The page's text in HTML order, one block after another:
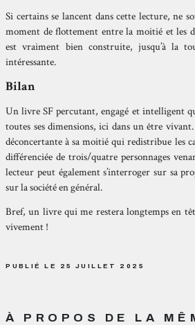
Si certains se lancent dans cette lecture, ne
moment de flottement entre la moitié et les
est vraiment bien construite, jusqu’à la
intéressante.
Bilan
Un livre SF percutant, engagé et intelligent
toutes ses dimensions, ici dans un être
déconcertante à sa moitié qui redistribue les
différenciée de trois/quatre personnages
lecteur peut également s’interroger sur sa
sur la société en général.
Bref, un livre qui me restera longtemps en
vivement !
PUBLIÉ LE 25 JUILLET 2025
À PROPOS DE LA